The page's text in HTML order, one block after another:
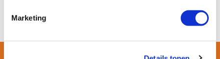
Marketing